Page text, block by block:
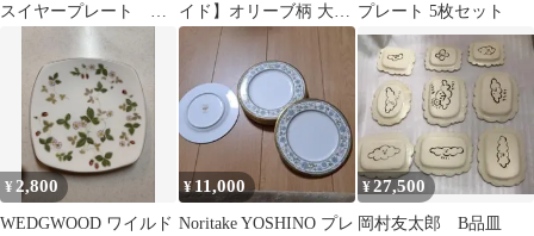
スイヤープレート
イド】オリーブ柄 大皿
プレート
36cm（LAMAS）
プレート 5枚セット
¥ 2,800
WEDGWOOD ワイルド
¥ 11,000
Noritake YOSHINO プレ
¥27,500
岡村友太郎 B品皿